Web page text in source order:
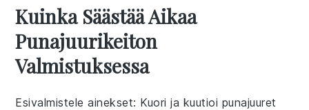
Kuinka Säästää Aikaa
Punajuurikeiton
Valmistuksessa
Esivalmistele ainekset: Kuori ja kuutioi punajuuret